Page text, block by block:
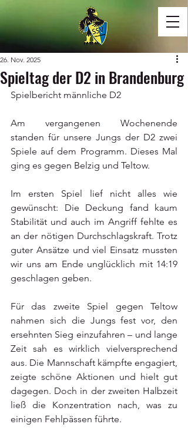
Spieltag der D2 in Brandenburg
26. Nov. 2025
Spielbericht männliche D2
Am vergangenen Wochenende
standen für unsere Jungs der D2 zwei
Spiele auf dem Programm. Dieses Mal
ging es gegen Belzig und Teltow.
Im ersten Spiel lief nicht alles wie
gewünscht: Die Deckung fand kaum
Stabilität und auch im Angriff fehlte es
an der nötigen Durchschlagskraft. Trotz
guter Ansätze und viel Einsatz mussten
wir uns am Ende unglücklich mit 14:19
geschlagen geben.
Für das zweite Spiel gegen Teltow
nahmen sich die Jungs fest vor, den
ersehnten Sieg einzufahren – und lange
Zeit sah es wirklich vielversprechend
aus. Die Mannschaft kämpfte engagiert,
zeigte schöne Aktionen und hielt gut
dagegen. Doch in der zweiten Halbzeit
ließ die Konzentration nach, was zu
einigen Fehlpässen führte.